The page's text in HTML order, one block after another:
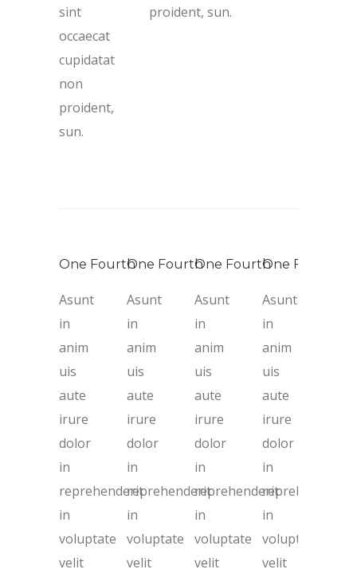
sint
occaecat
cupidatat
non
proident,
sun.
proident, sun.
One Fourth
Asunt
in
anim
uis
aute
irure
dolor
in
reprehenderit
in
voluptate
velit
One Fourth
Asunt
in
anim
uis
aute
irure
dolor
in
reprehenderit
in
voluptate
velit
One Fourth
Asunt
in
anim
uis
aute
irure
dolor
in
reprehenderit
in
voluptate
velit
One Fourth
Asunt
in
anim
uis
aute
irure
dolor
in
reprehenderit
in
voluptate
velit